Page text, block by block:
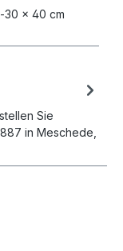
30 x 40 cm
Sie
in Meschede,